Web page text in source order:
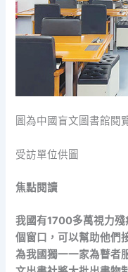
圖為中國盲文圖書館閱
受訪單位供圖
焦點閱讀
我國有1700多萬視力
個窗口，可以幫助他們
為我國獨一一家為瞽者